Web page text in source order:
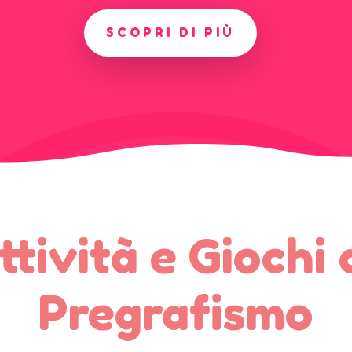
SCOPRI DI PIÙ
e Giochi
Pregrafismo